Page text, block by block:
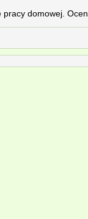
domowej.